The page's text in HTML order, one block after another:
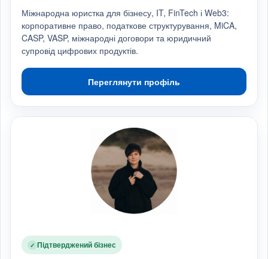
Міжнародна юристка для бізнесу, IT, FinTech і Web3:
корпоративне право, податкове структурування, MiCA,
CASP, VASP, міжнародні договори та юридичний
супровід цифрових продуктів.
Переглянути профіль
✓ Підтверджений бізнес